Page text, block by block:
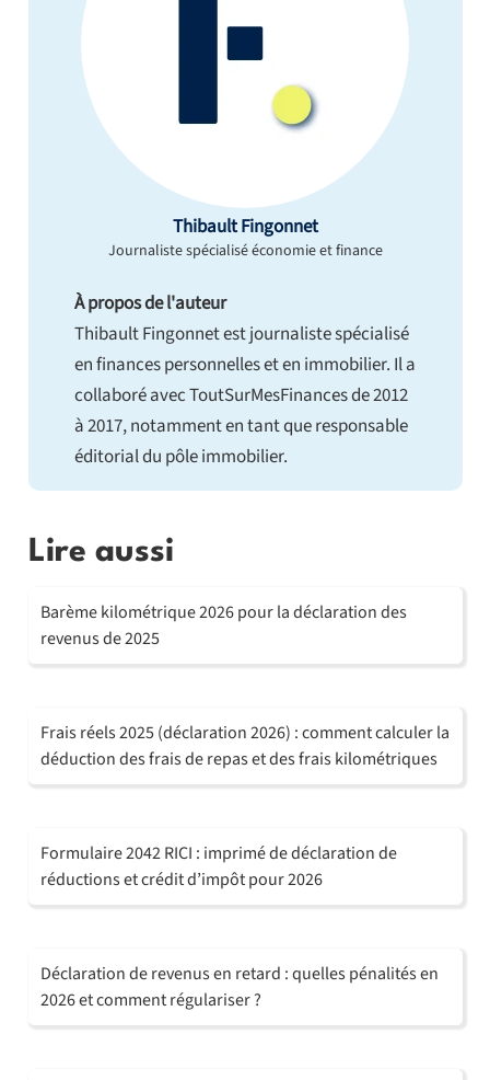
Thibault Fingonnet
Journaliste spécialisé économie et finance
À propos de l'auteur
Thibault Fingonnet est journaliste spécialisé
en finances personnelles et en immobilier. Il a
collaboré avec ToutSurMesFinances de 2012
à 2017, notamment en tant que responsable
éditorial du pôle immobilier.
Lire aussi
Barème kilométrique 2026 pour la déclaration des
revenus de 2025
Frais réels 2025 (déclaration 2026) : comment calculer la
déduction des frais de repas et des frais kilométriques
Formulaire 2042 RICI : imprimé de déclaration de
réductions et crédit d’impôt pour 2026
Déclaration de revenus en retard : quelles pénalités en
2026 et comment régulariser ?